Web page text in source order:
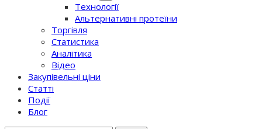
Технології
Альтернативні протеїни
Торгівля
Статистика
Аналітика
Відео
Закупівельні ціни
Статті
Події
Блог